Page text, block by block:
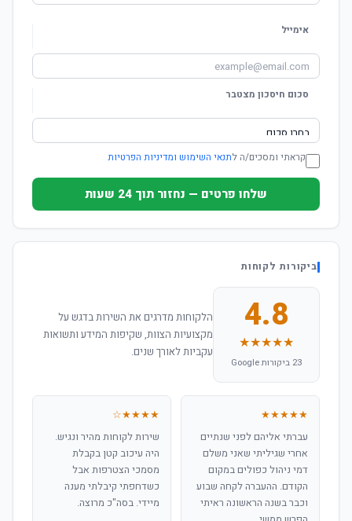
אימייל
סכום חיסכון מצטבר
קראתי ומסכים/ה לתנאי השימוש ומדיניות הפרטיות
שלחו פרטים — נחזור תוך 24 שעות
ביקורות לקוחות
4.8
★★★★★
23 ביקורות Google
הלקוחות מדרגים את השירות בדגש על
מקצועיות הצוות, שקיפות המידע ותשואות
עקביות לאורך שנים.
★★★★★
עברתי אליהם לפני שנתיים
אחרי שגיליתי שאני משלם
דמי ניהול כפולים במקום
הקודם. ההעברה לקחה שבוע
וכבר בשנה הראשונה ראיתי
★★★★☆
שירות לקוחות מהיר ונגיש.
היה עיכוב קטן בקבלת
מסמכי הצטרפות אבל
כשדחפתי קיבלתי מענה
מיידי. בסה"כ מרוצה.